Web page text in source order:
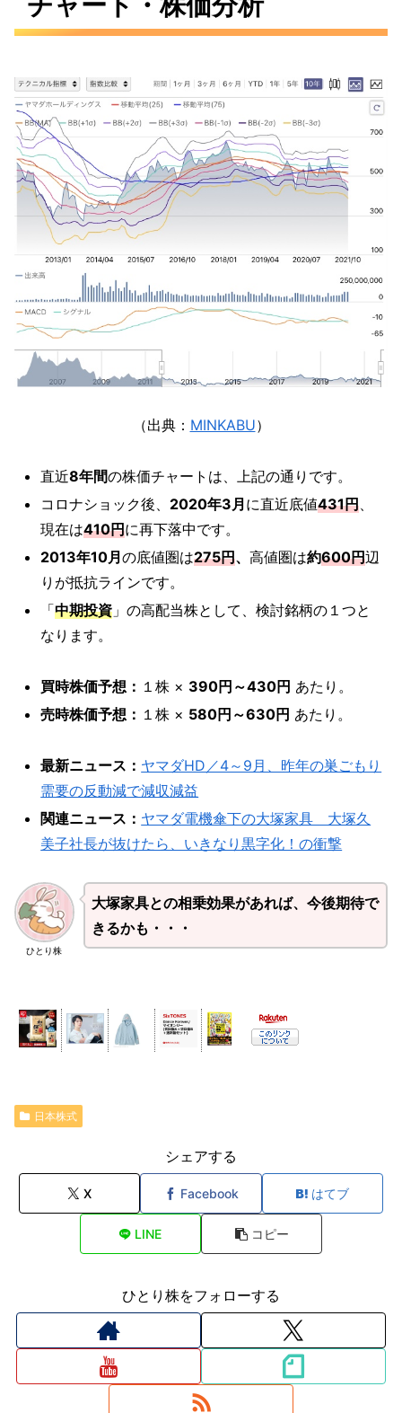
（出典： MINKABU）
直近8年間の株価チャートは、上記の通りです。
コロナショック後、 2020年3月に直近底値431円
現在は410円に再下落中です。
2013年10月の底値圏は275円、高値圏は約600円辺
りが抵抗ラインです。
「中期投資 」の高配当株として、検討銘柄の１つと
なります。
買時株価予想： １株 × 390円～430円 あたり。
売時株価予想： １株 × 580円～630円 あたり。
最新ニュース： ヤマダHD／4～9月、昨年の巣ごもり
需要の反動減で減収減益
関連ニュース： ヤマダ電機傘下の大塚家具 大塚久
美子社長が抜けたら、いきなり黒字化！の衝撃
ひとり株
大塚家具との相乗効果があれば、今後期待で
きるかも・・・
日本株式
シェアする
X Facebook はてブ
LINE コピー
ひとり株をフォローする